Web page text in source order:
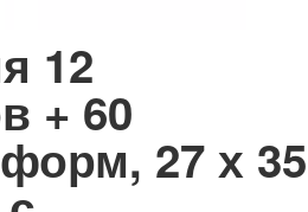
12
+ 60
27 х 35